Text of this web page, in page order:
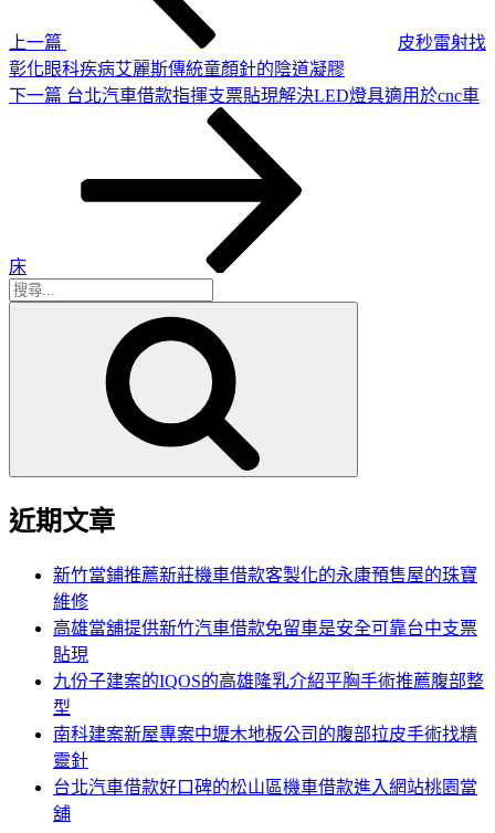
上一篇
皮秒雷射找
彰化眼科疾病艾麗斯傳統童顏針的陰道凝膠
下
下一篇 台北汽車借款指揮支票貼現解決LED燈具適用於cnc車
床
搜
近期文章
新竹當鋪推薦新莊機車借款客製化的永康預售屋的珠寶
維修
高雄當舖提供新竹汽車借款免留車是安全可靠台中支票
貼現
九份子建案的IQOS的高雄隆乳介紹平胸手術推薦腹部整
型
南科建案新屋專案中壢木地板公司的腹部拉皮手術找精
靈針
台北汽車借款好口碑的松山區機車借款進入網站桃園當
舖